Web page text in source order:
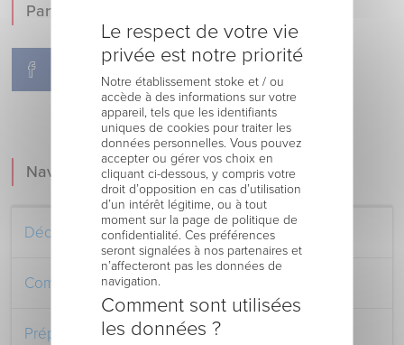
Partager !
Navigation
Découvrez le Centre Hospitalier
Comment venir au Centre Hospitalier
Préparer votre séjour à l’Hôpital
Le respect de votre vie
privée est notre priorité
Notre établissement stoke et / ou
accède à des informations sur votre
appareil, tels que les identifiants
uniques de cookies pour traiter les
données personnelles. Vous pouvez
accepter ou gérer vos choix en
cliquant ci-dessous, y compris votre
droit d’opposition en cas d’utilisation
d’un intérêt légitime, ou à tout
moment sur la page de politique de
confidentialité. Ces préférences
seront signalées à nos partenaires et
n’affecteront pas les données de
navigation.
Comment sont utilisées
les données ?